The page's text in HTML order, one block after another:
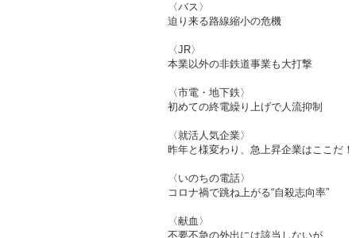
〈バス〉
迫り来る路線縮小の危機
〈JR〉
本業以外の非鉄道事業も大打撃
〈市電・地下鉄〉
初めての終電繰り上げで人流抑制
〈就活人気企業〉
昨年と様変わり、急上昇企業はここだ！
〈いのちの電話〉
コロナ禍で跳ね上がる“自殺志向率”
〈献血〉
不要不急の外出には該当しないが…